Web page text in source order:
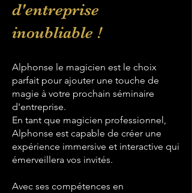
d'entreprise
inoubliable !
Alphonse le magicien est le choix
parfait pour ajouter une touche de
magie à votre prochain séminaire
d'entreprise.
En tant que magicien professionnel,
Alphonse est capable de créer une
expérience immersive et interactive qui
émerveillera vos invités.
Avec ses compétences en